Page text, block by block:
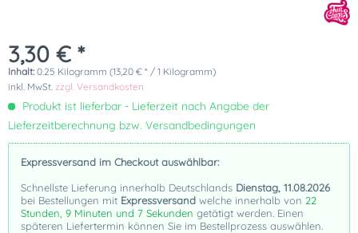
3,30 € *
Inhalt: 0.25 Kilogramm (13,20 € * / 1 Kilogramm)
inkl. MwSt. zzgl. Versandkosten
Produkt ist lieferbar - Lieferzeit nach Angabe der
Lieferzeitberechnung bzw. Versandbedingungen
Expressversand im Checkout auswählbar:
Schnellste Lieferung innerhalb Deutschlands Dienstag, 11.08.2026
bei Bestellungen mit Expressversand welche innerhalb von 22
Stunden, 9 Minuten und 7 Sekunden getätigt werden. Einen
späteren Liefertermin können Sie im Bestellprozess auswählen.